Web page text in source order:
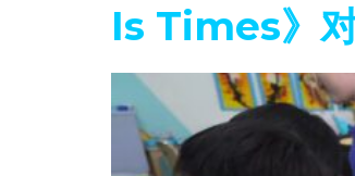
Is Times》